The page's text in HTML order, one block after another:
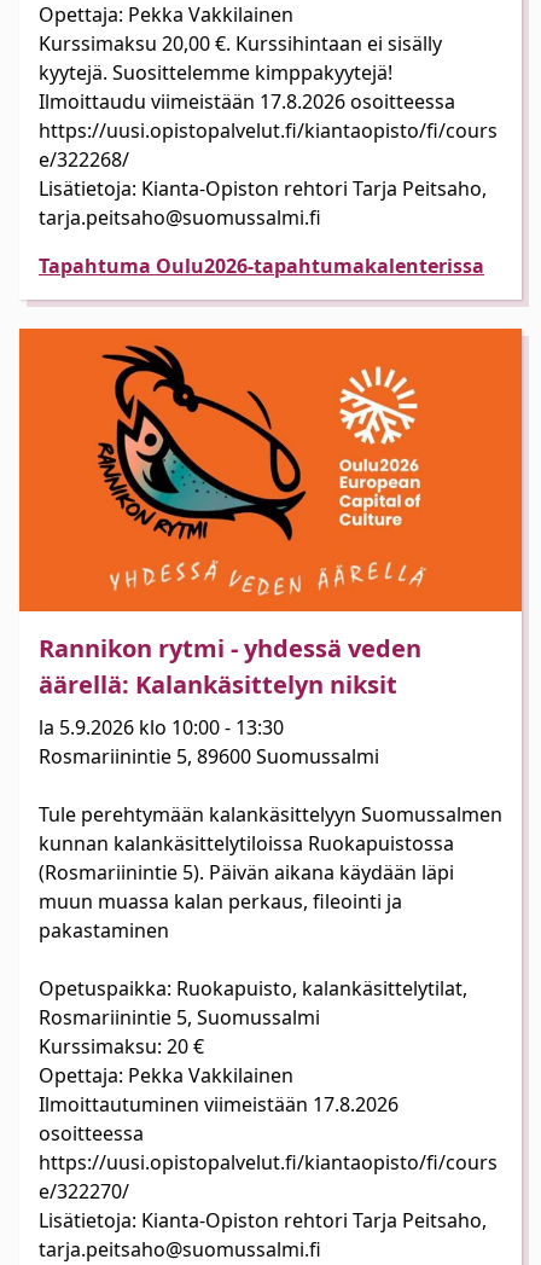
Opettaja: Pekka Vakkilainen
Kurssimaksu 20,00 €. Kurssihintaan ei sisälly
kyytejä. Suosittelemme kimppakyytejä!
Ilmoittaudu viimeistään 17.8.2026 osoitteessa
https://uusi.opistopalvelut.fi/kiantaopisto/fi/cours
e/322268/
Lisätietoja: Kianta-Opiston rehtori Tarja Peitsaho,
tarja.peitsaho@suomussalmi.fi
Tapahtuma Oulu2026-tapahtumakalenterissa
Rannikon rytmi - yhdessä veden
äärellä: Kalankäsittelyn niksit
la 5.9.2026 klo 10:00 - 13:30
Rosmariinintie 5, 89600 Suomussalmi
Tule perehtymään kalankäsittelyyn Suomussalmen
kunnan kalankäsittelytiloissa Ruokapuistossa
(Rosmariinintie 5). Päivän aikana käydään läpi
muun muassa kalan perkaus, fileointi ja
pakastaminen
Opetuspaikka: Ruokapuisto, kalankäsittelytilat,
Rosmariinintie 5, Suomussalmi
Kurssimaksu: 20 €
Opettaja: Pekka Vakkilainen
Ilmoittautuminen viimeistään 17.8.2026
osoitteessa
https://uusi.opistopalvelut.fi/kiantaopisto/fi/cours
e/322270/
Lisätietoja: Kianta-Opiston rehtori Tarja Peitsaho,
tarja.peitsaho@suomussalmi.fi